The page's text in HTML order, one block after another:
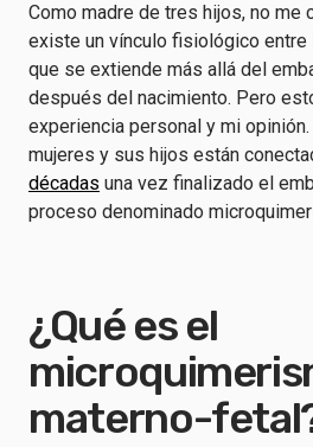
Como madre de tres hijos, no me
existe un vínculo fisiológico
que se extiende más allá del
después del nacimiento. Pero
experiencia personal y mi
mujeres y sus hijos están
décadas una vez finalizado el
proceso denominado
¿Qué es el
materno-